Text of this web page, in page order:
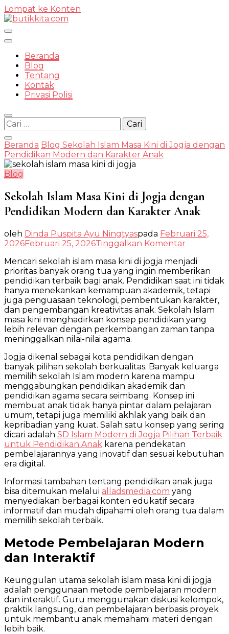
Lompat ke Konten
Beranda
Blog
Tentang
Kontak
Privasi Polisi
Cari
untuk:
Beranda Blog Sekolah Islam Masa Kini di Jogja dengan
Pendidikan Modern dan Karakter Anak
Blog
Sekolah Islam Masa Kini di Jogja dengan
Pendidikan Modern dan Karakter Anak
oleh Dinda Puspita Ayu Ningtyaspada Februari 25,
2026Februari 25, 2026Tinggalkan Komentar
Islam
Masa
Kini
di
Jogja
dengan
Modern
Anak
Mencari sekolah islam masa kini di jogja menjadi
prioritas banyak orang tua yang ingin memberikan
pendidikan terbaik bagi anak. Pendidikan saat ini tidak
hanya menekankan kemampuan akademik, tetapi
juga penguasaan teknologi, pembentukan karakter,
dan pengembangan kreativitas anak. Sekolah Islam
masa kini menghadirkan konsep pendidikan yang
lebih relevan dengan perkembangan zaman tanpa
meninggalkan nilai-nilai agama.
Jogja dikenal sebagai kota pendidikan dengan
banyak pilihan sekolah berkualitas. Banyak keluarga
memilih sekolah Islam modern karena mampu
menggabungkan pendidikan akademik dan
pendidikan agama secara seimbang. Konsep ini
membuat anak tidak hanya pintar dalam pelajaran
umum, tetapi juga memiliki akhlak yang baik dan
kepribadian yang kuat. Salah satu konsep yang sering
dicari adalah SD Islam Modern di Jogja Pilihan Terbaik
untuk Pendidikan Anak karena pendekatan
pembelajarannya yang inovatif dan sesuai kebutuhan
era digital.
Informasi tambahan tentang pendidikan anak juga
bisa ditemukan melalui alladsmedia.com yang
menyediakan berbagai konten edukatif secara
informatif dan mudah dipahami oleh orang tua dalam
memilih sekolah terbaik.
Metode Pembelajaran Modern
dan Interaktif
Keunggulan utama sekolah islam masa kini di jogja
adalah penggunaan metode pembelajaran modern
dan interaktif. Guru menggunakan diskusi kelompok,
praktik langsung, dan pembelajaran berbasis proyek
untuk membantu anak memahami materi dengan
lebih baik.